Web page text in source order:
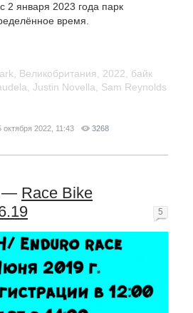
2 января 2023 года парк
время.
Великобритания 2022
байк
Justin Novella Sam Reynolds
октября 2022, 11:43 3268
— Race Bike
5